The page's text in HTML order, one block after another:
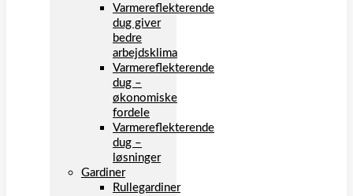
Varmereflekterende
dug giver
bedre
arbejdsklima
Varmereflekterende
dug –
økonomiske
fordele
Varmereflekterende
dug –
løsninger
Gardiner
Rullegardiner